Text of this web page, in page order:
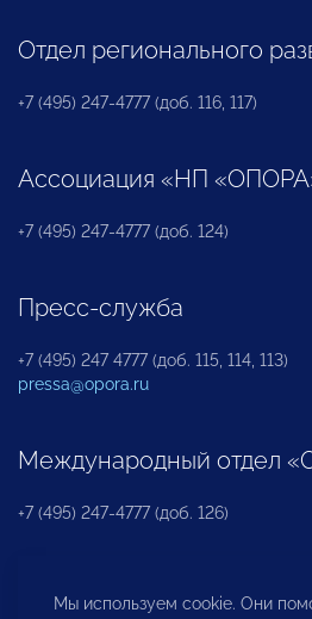
Отдел регионального
+7 (495) 247-4777 (доб. 116, 117)
Ассоциация «НП
+7 (495) 247-4777 (доб. 124)
Пресс-служба
+7 (495) 247 4777 (доб. 115, 114, 113)
pressa@opora.ru
Международный отдел
+7 (495) 247-4777 (доб. 126)
Бюро по защите прав
Мы используем cookie. Они